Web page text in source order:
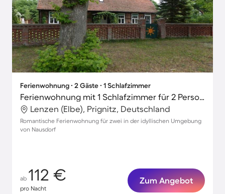
Ferienwohnung ∙ 2 Gäste ∙ 1 Schlafzimmer
Ferienwohnung mit 1 Schlafzimmer für 2 Personen
Lenzen (Elbe), Prignitz, Deutschland
Romantische Ferienwohnung für zwei in der idyllischen Umgebung
von Nausdorf
ab 112 €
pro Nacht
Zum Angebot